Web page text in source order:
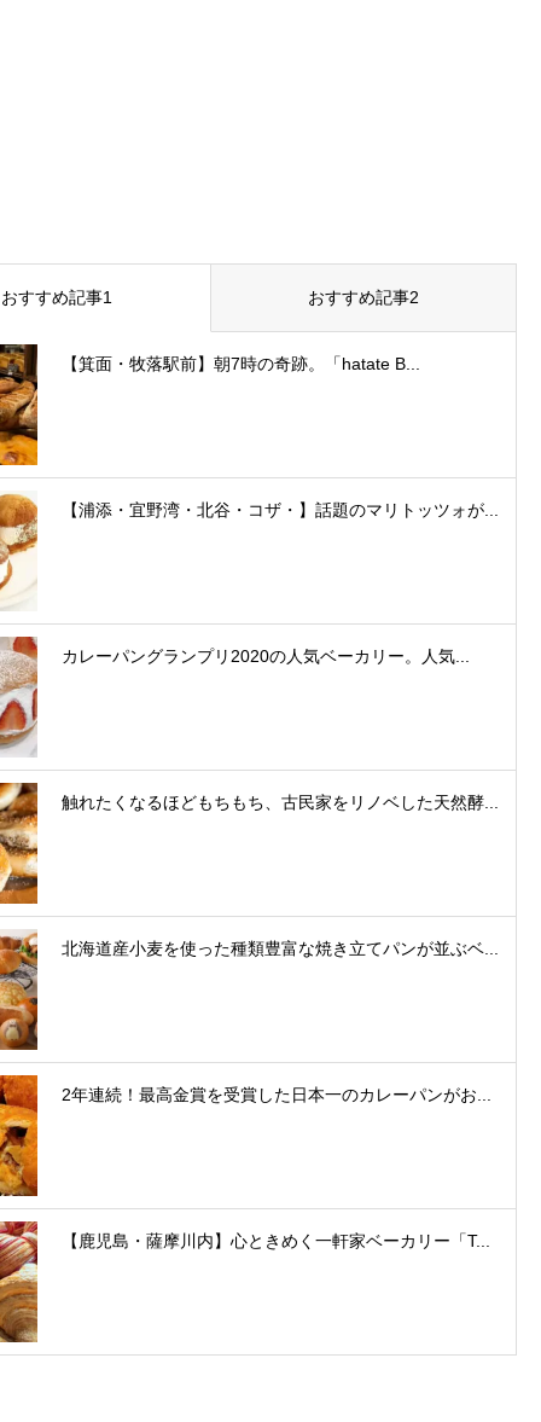
おすすめ記事1 おすすめ記事2
【箕面・牧落駅前】朝7時の奇跡。「hatate B...
【浦添・宜野湾・北谷・コザ・】話題のマリトッツォが...
カレーパングランプリ2020の人気ベーカリー。人気...
触れたくなるほどもちもち、古民家をリノベした天然酵...
北海道産小麦を使った種類豊富な焼き立てパンが並ぶベ...
2年連続！最高金賞を受賞した日本一のカレーパンがお...
【鹿児島・薩摩川内】心ときめく一軒家ベーカリー「T...